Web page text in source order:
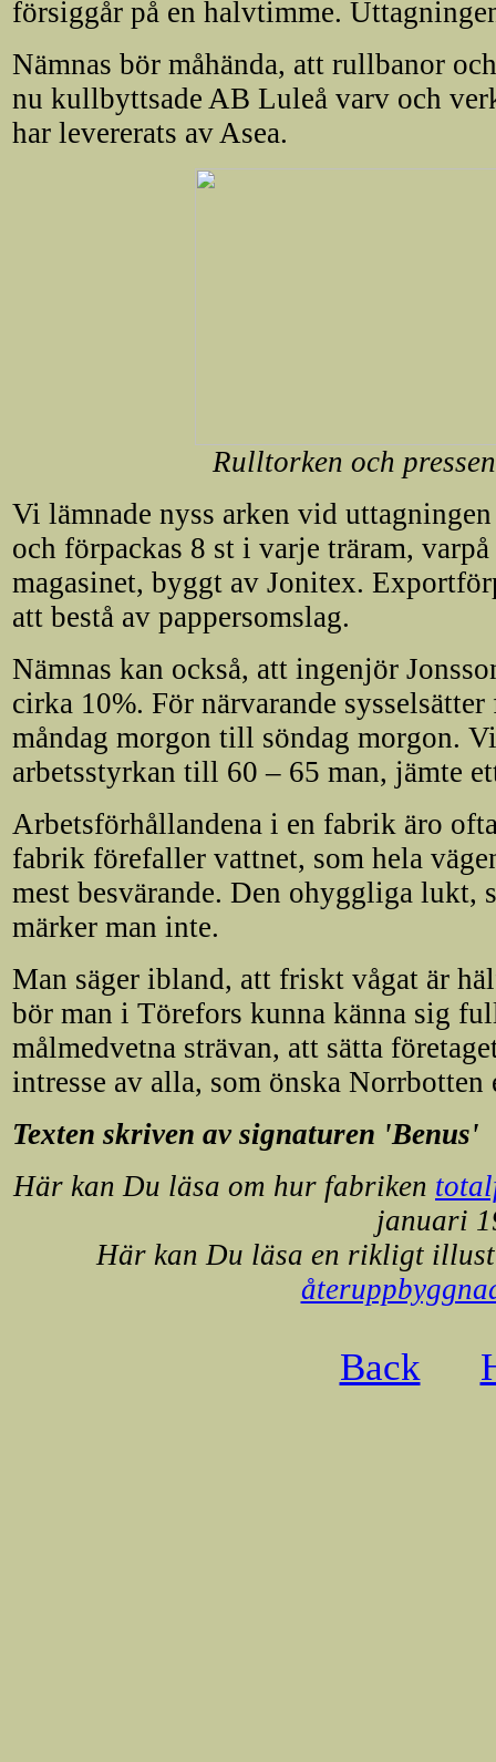
försiggår på en halvtimme.
Nämnas bör måhända, att rullbanor
nu kullbyttsade AB Luleå varv och
har levererats av Asea.
Rulltorken och
Vi lämnade nyss arken vid
och förpackas 8 st i varje träram,
magasinet, byggt av Jonitex.
att bestå av pappersomslag.
Nämnas kan också, att ingenjör
cirka 10%. För närvarande
måndag morgon till söndag morgon.
arbetsstyrkan till 60 – 65 man, jämte
Arbetsförhållandena i en fabrik äro
fabrik förefaller vattnet, som hela
mest besvärande. Den ohyggliga lukt,
märker man inte.
Man säger ibland, att friskt vågat är
bör man i Törefors kunna känna sig
målmedvetna strävan, att sätta
intresse av alla, som önska
Texten skriven av signaturen 'Benus'
Här kan Du läsa om hur fabriken
januari
Här kan Du läsa en rikligt
Back